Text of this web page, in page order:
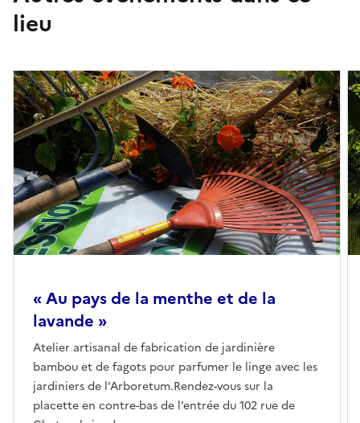
lieu
« Au pays de la menthe et de la
lavande »
Atelier artisanal de fabrication de jardinière
bambou et de fagots pour parfumer le linge avec les
jardiniers de l’Arboretum.Rendez-vous sur la
placette en contre-bas de l’entrée du 102 rue de